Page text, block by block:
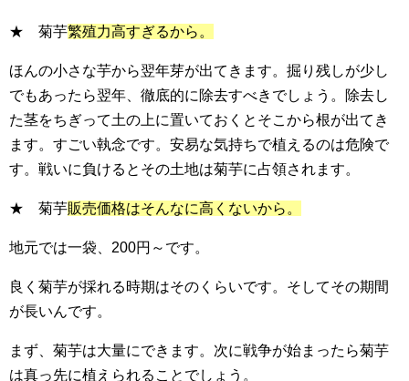
★ 菊芋繁殖力高すぎるから。
ほんの小さな芋から翌年芽が出てきます。掘り残しが少し
でもあったら翌年、徹底的に除去すべきでしょう。除去し
た茎をちぎって土の上に置いておくとそこから根が出てき
ます。すごい執念です。安易な気持ちで植えるのは危険で
す。戦いに負けるとその土地は菊芋に占領されます。
★ 菊芋販売価格はそんなに高くないから。
地元では一袋、200円～です。
良く菊芋が採れる時期はそのくらいです。そしてその期間
が長いんです。
まず、菊芋は大量にできます。次に戦争が始まったら菊芋
は真っ先に植えられることでしょう。